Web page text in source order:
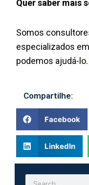
Quer saber mais
Somos
especializados
podemos ajudá-lo.
Compartilhe:
Facebook
LinkedIn
Search